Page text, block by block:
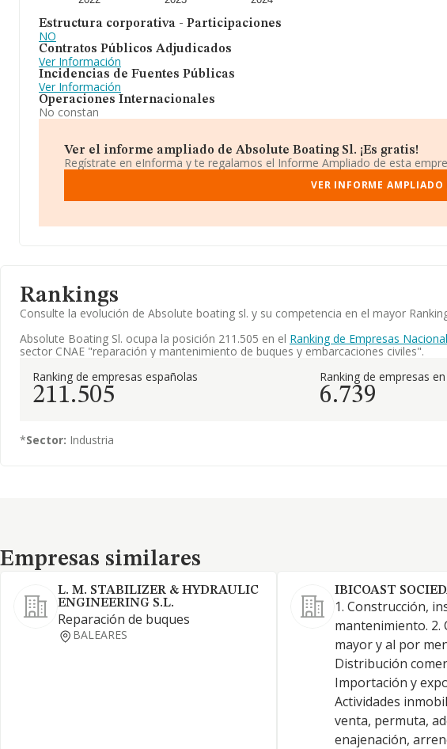
Estructura corporativa - Participaciones
NO
Contratos Públicos Adjudicados
Ver Información
Incidencias de Fuentes Públicas
Ver Información
Operaciones Internacionales
No constan
Ver el informe ampliado de Absolute Boating Sl. ¡Es gratis!
Regístrate en eInforma y te regalamos el Informe Ampliado de esta
VER INFORME
Rankings
Consulte la evolución de Absolute boating sl. y su competencia en el mayor
Absolute Boating Sl. ocupa la posición 211.505 en el Ranking de Empresas Nacional
sector CNAE "reparación y mantenimiento de buques y embarcaciones civiles".
Ranking de empresas españolas
211.505
Ranking de empresas en
6.739
*Sector: Industria
Empresas similares
Empresas similares
L. M. STABILIZER & HYDRAULIC
ENGINEERING S.L.
Reparación de buques
BALEARES
IBICOAST
1. Construcción,
mantenimiento. 2.
mayor y al por
Distribución
Importación y
Actividades
venta, permuta,
enajenación,